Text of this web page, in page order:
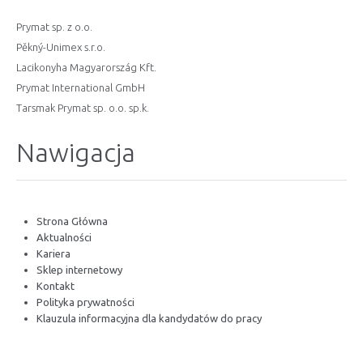
Prymat sp. z o.o.
Pěkný-Unimex s.r.o.
Lacikonyha Magyarország Kft.
Prymat International GmbH
Tarsmak Prymat sp. o.o. sp.k.
Nawigacja
Strona Główna
Aktualności
Kariera
Sklep internetowy
Kontakt
Polityka prywatności
Klauzula informacyjna dla kandydatów do pracy